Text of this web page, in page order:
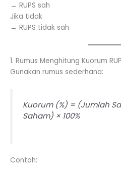
→ RUPS sah
Jika tidak
→ RUPS tidak sah
1. Rumus Menghitung Kuorum
Gunakan rumus sederhana:
Kuorum (%) = (Jumlah
Saham) × 100%
Contoh: